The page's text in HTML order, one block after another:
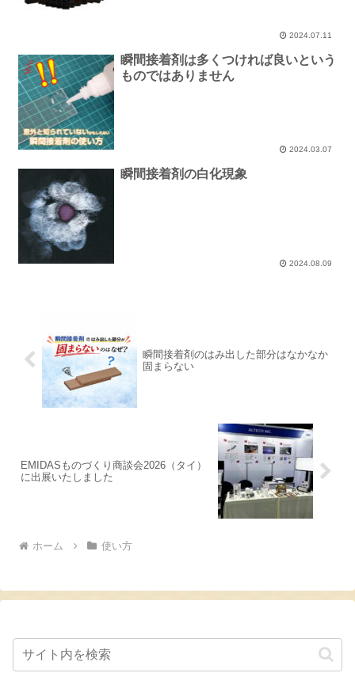
2024.07.11
瞬間接着剤は多くつければ良いという
ものではありません
2024.03.07
瞬間接着剤の白化現象
2024.08.09
瞬間接着剤のはみ出した部分はなかなか
固まらない
EMIDASものづくり商談会2026（タイ）
に出展いたしました
ホーム 使い方